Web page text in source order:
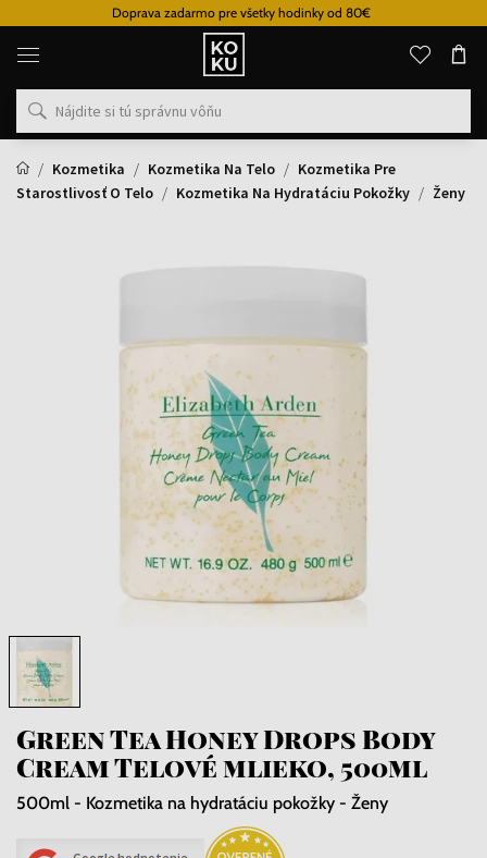
Doprava zadarmo pre všetky hodinky od 80€
Originálne
parfémy
hodinky
na
mieste
Kozmetika
Kozmetika Na Telo
Kozmetika Pre
Starostlivosť O Telo
Kozmetika Na Hydratáciu Pokožky Ženy
Green Tea Honey Drops Body
Cream Telové mlieko, 500ml
500ml - Kozmetika na hydratáciu pokožky - Ženy